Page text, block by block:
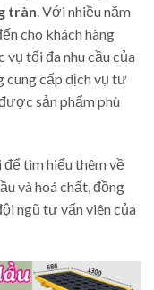
tràn . Với nhiều năm
cho khách hàng
tối đa nhu cầu của
cung cấp dịch vụ tư
sản phẩm phù
để tìm hiểu thêm về
và hoá chất, đồng
ngũ tư vấn viên của